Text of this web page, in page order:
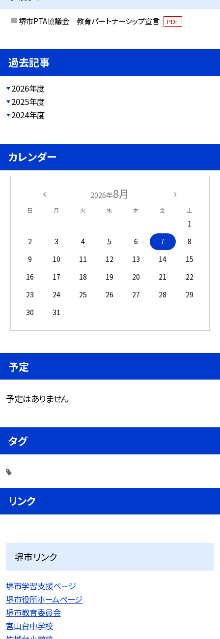
堺市PTA協議会 教育パートナーシップ宣言 PDF
過去記事
2026年度
2025年度
2024年度
カレンダー
2026年8月
日 月 火 水 木 金 土
1
2
3 4 5 6 7
8
9
10 11 12 13 14
15
16
17 18 19 20 21
22
23
24 25 26 27 28
29
30
31
予定
予定はありません
タグ
リンク
堺市リンク
堺市学習支援ページ
堺市役所ホームページ
堺市教育委員会
宮山台中学校